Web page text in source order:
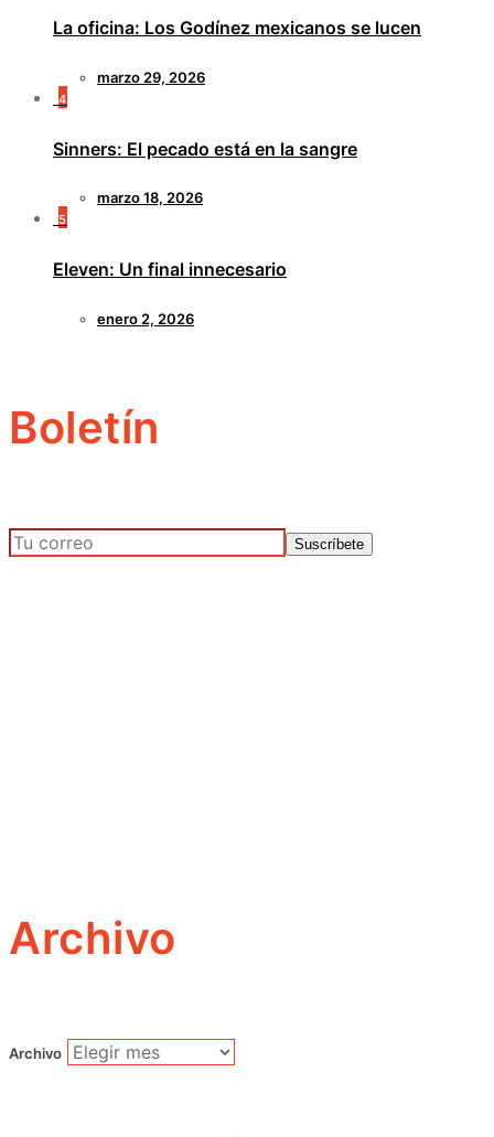
La oficina: Los Godínez mexicanos se lucen
marzo 29, 2026
4
Sinners: El pecado está en la sangre
marzo 18, 2026
5
Eleven: Un final innecesario
enero 2, 2026
Boletín
Archivo
Archivo